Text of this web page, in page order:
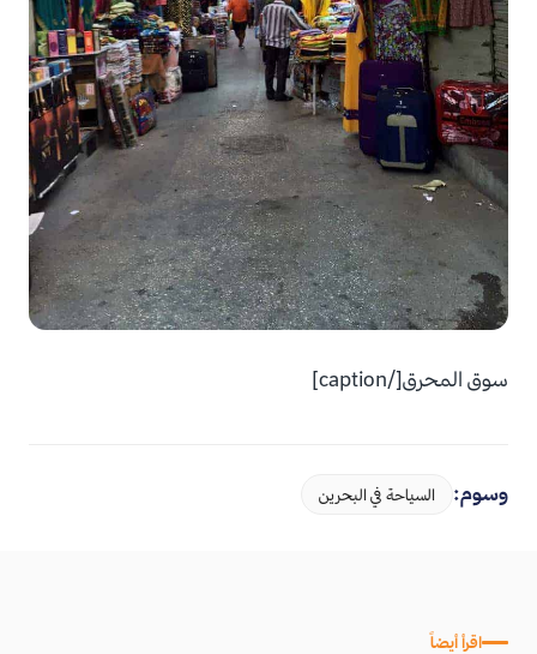
سوق المحرق[/caption]
وسوم: السياحة في البحرين
اقرأ أيضاً